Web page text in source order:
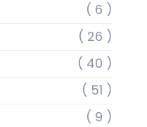
( 6 )
( 26 )
( 40 )
( 51 )
( 9 )